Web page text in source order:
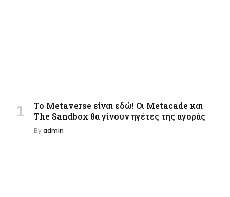
Το Metaverse είναι εδώ! Οι Metacade και
The Sandbox θα γίνουν ηγέτες της αγοράς
Byadmin